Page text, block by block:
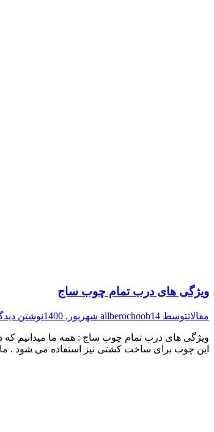
ویژگی های درب تمام چوب ساج
مقالاتتوسط allberochoob14 شهریور, 1400 نوشتن
ویژگی های درب تمام چوب ساج : همه ما میدانیم که
این چوب برای ساخت کشتی نیز استفاده می شود .